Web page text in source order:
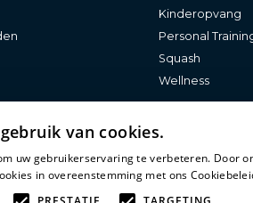
Kinderopvang
Personal
Squash
Wellness
van cookies.
uw gebruikerservaring te verbeteren. Door
in overeenstemming met ons